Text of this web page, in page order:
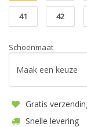
41 42
Schoenmaat
Gratis
Snelle levering